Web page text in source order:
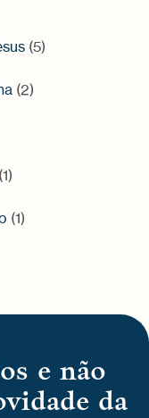
(5)
(2)
(1)
(1)
e não
da